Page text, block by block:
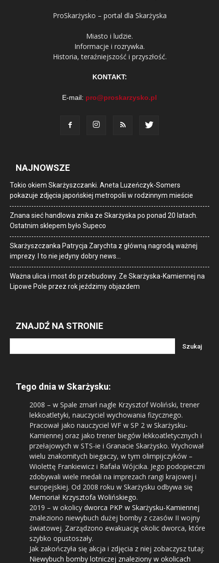
ProSkarżysko – portal dla Skarżyska
Miasto i ludzie.
Informacje i rozrywka.
Historia, teraźniejszość i przyszłość.
KONTAKT:
E-mail: pro@proskarzysko.pl
NAJNOWSZE
Tokio okiem Skarżyszczanki. Aneta Luzeńczyk-Somers
pokazuje zdjęcia japońskiej metropolii w rodzinnym mieście
Znana sieć handlowa znika ze Skarżyska po ponad 20 latach.
Ostatnim sklepem było Supeco
Skarżyszczanka Patrycja Zarychta z główną nagrodą ważnej
imprezy. I to nie jedyny dobry news…
Ważna ulica i most do przebudowy. Ze Skarżyska-Kamiennej na
Lipowe Pole przez rok jeździmy objazdem
ZNAJDŹ NA STRONIE
Tego dnia w Skarżysku:
2008 – w Spale zmarł nagle Krzysztof Woliński, trener
lekkoatletyki, nauczyciel wychowania fizycznego.
Pracował jako nauczyciel WF w SP 2 w Skarżysku-
Kamiennej oraz jako trener biegów lekkoatletycznych i
przełajowych w STS-ie i Granacie Skarżysko. Wychował
wielu znakomitych biegaczy, w tym olimpijczyków –
Wiolettę Frankiewicz i Rafała Wójcika. Jego podopieczni
zdobywali wiele medali na imprezach rangi krajowej i
europejskiej. Od 2008 roku w Skarżysku odbywa się
Memoriał Krzysztofa Wolińskiego.
2019 – w okolicy dworca PKP w Skarżysku-Kamiennej
znaleziono niewybuch dużej bomby z czasów II wojny
światowej. Zarządzono ewakuację okolic dworca, które
szybko opustoszały.
Jak zakończyła się akcja i zdjęcia z niej zobaczysz tutaj:
Niewybuch bomby lotniczej znaleziony w okolicach